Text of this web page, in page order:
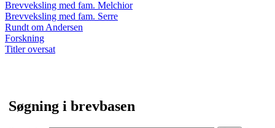
Brevveksling med fam. Melchior
Brevveksling med fam. Serre
Rundt om Andersen
Forskning
Titler oversat
Søgning i brevbasen